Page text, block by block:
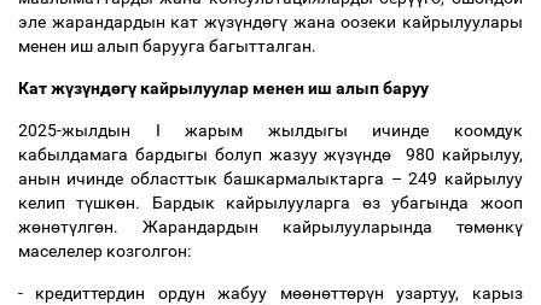
эле жарандардын кат жүзүндөгү жана оозеки кайрылуулары
менен иш алып барууга багытталган.
Кат жүзүндөгүкайрылуулар менен иш алып баруу
2025-жылдын I жарым жылдыгы ичинде коомдук
кабылдамага бардыгы болуп жазуу жүзүндө 980 кайрылуу,
анын ичинде областтык башкармалыктарга – 249 кайрылуу
келип түшкөн. Бардык кайрылууларга өз убагында жооп
жөнөтүлгөн. Жарандардын кайрылууларында төмөнкү
маселелер козголгон:
- кредиттердин ордун жабуу мөөнөттөрүн узартуу, карыз